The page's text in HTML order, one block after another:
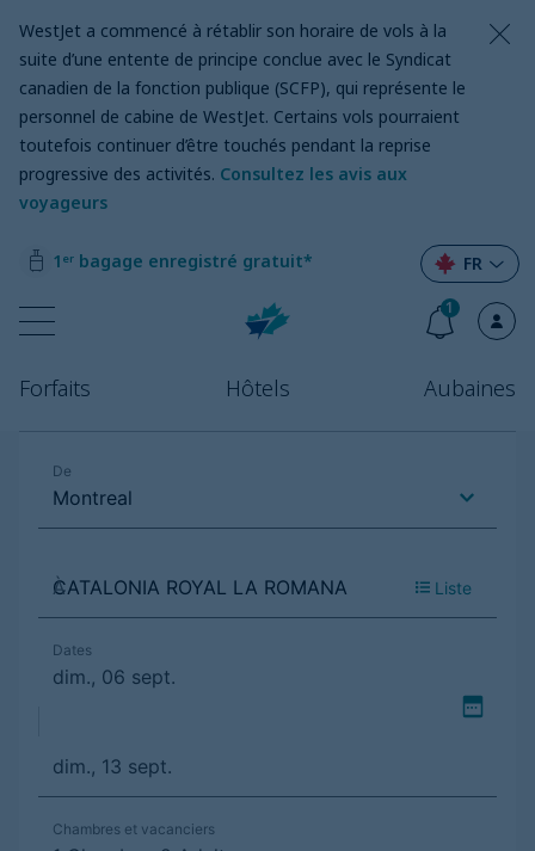
WestJet a commencé à rétablir son horaire de vols à la
suite d’une entente de principe conclue avec le Syndicat
canadien de la fonction publique (SCFP), qui représente le
personnel de cabine de WestJet. Certains vols pourraient
toutefois continuer d’être touchés pendant la reprise
progressive des activités. Consultez les avis aux
voyageurs
1ᵉʳ bagage enregistré gratuit*
Forfaits Hôtels Aubaines
FR
1